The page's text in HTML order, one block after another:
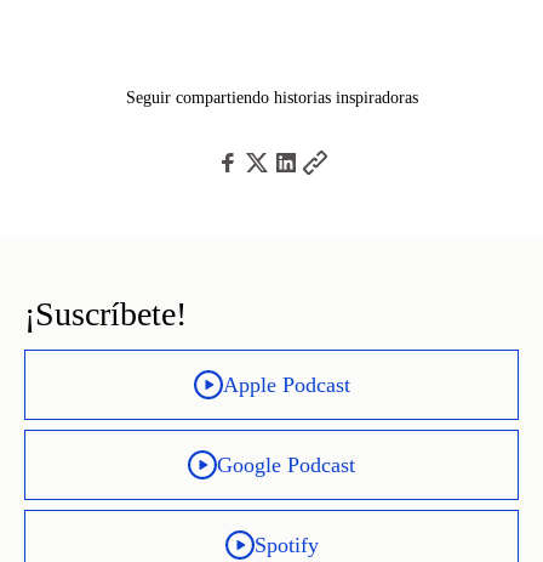
Seguir compartiendo historias inspiradoras
¡Suscríbete!
Apple Podcast
Google Podcast
Spotify